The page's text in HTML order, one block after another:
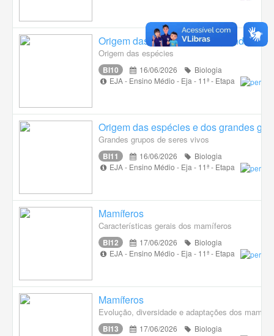
Origem das espécies e dos grandes
Origem das espécies
BI10 16/06/2026
Biologia
EJA - Ensino Médio - Eja - 11ª - Etapa
Origem das espécies e dos grandes
Grandes grupos de seres vivos
BI11 16/06/2026
Biologia
EJA - Ensino Médio - Eja - 11ª - Etapa
Mamíferos
Características gerais dos mamíferos
BI12 17/06/2026
Biologia
EJA - Ensino Médio - Eja - 11ª - Etapa
Mamíferos
Evolução, diversidade e adaptações dos
BI13 17/06/2026
Biologia